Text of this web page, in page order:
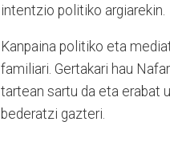
intentzio politiko argiarekin.
Kanpaina politiko eta
familiari. Gertakari hau
tartean sartu da eta erabat
bederatzi gazteri.